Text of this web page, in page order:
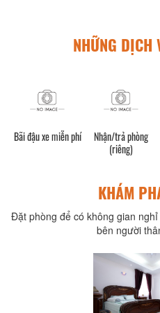
NHỮNG DỊCH
Bãi đậu xe miễn phí
Nhận/trả phòng
(riêng)
KHÁM
Đặt phòng để có không gian
bên người